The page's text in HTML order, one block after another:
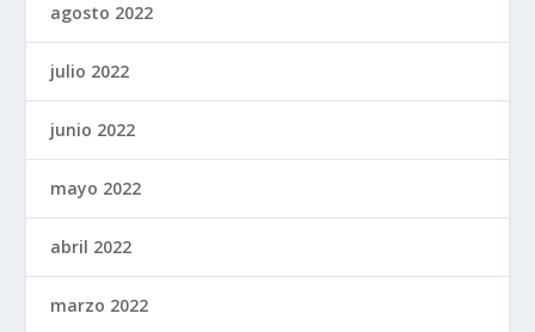
agosto 2022
julio 2022
junio 2022
mayo 2022
abril 2022
marzo 2022